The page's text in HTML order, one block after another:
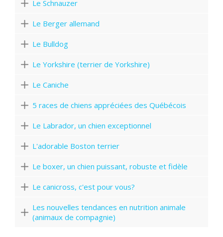
Le Schnauzer
Le Berger allemand
Le Bulldog
Le Yorkshire (terrier de Yorkshire)
Le Caniche
5 races de chiens appréciées des Québécois
Le Labrador, un chien exceptionnel
L'adorable Boston terrier
Le boxer, un chien puissant, robuste et fidèle
Le canicross, c'est pour vous?
Les nouvelles tendances en nutrition animale
(animaux de compagnie)